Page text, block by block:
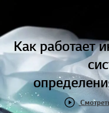
Как работает